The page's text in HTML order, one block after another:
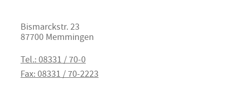
Bismarckstr. 23
87700 Memmingen
Tel.: 08331 / 70-0
Fax: 08331 / 70-2223